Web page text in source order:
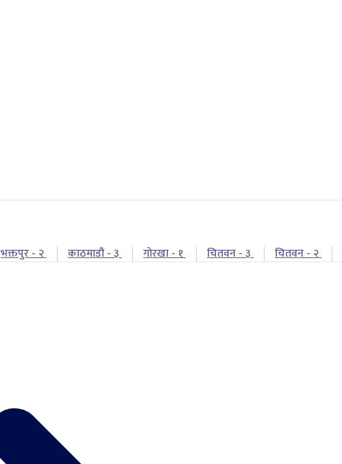
भक्तपुर - २ काठमाडौं - ३ गोरखा - १ चितवन - ३ चितवन - २